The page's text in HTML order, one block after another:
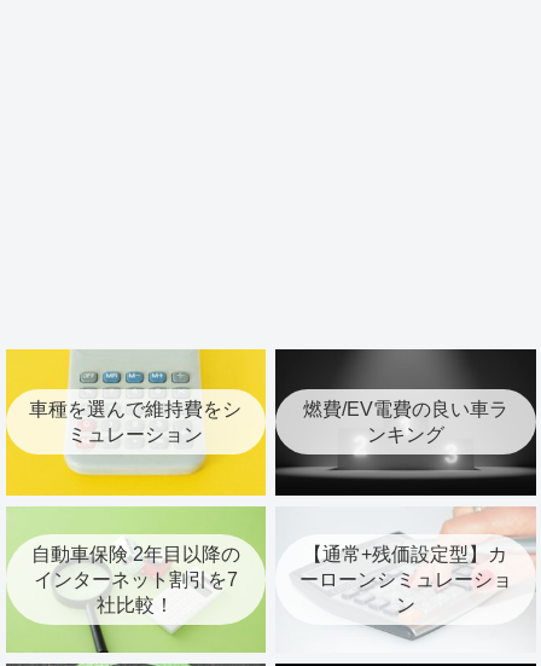
車種を選んで維持費をシ
ミュレーション
燃費/EV電費の良い車ラ
ンキング
自動車保険 2年目以降の
インターネット割引を7
社比較！
【通常+残価設定型】カ
ーローンシミュレーショ
ン